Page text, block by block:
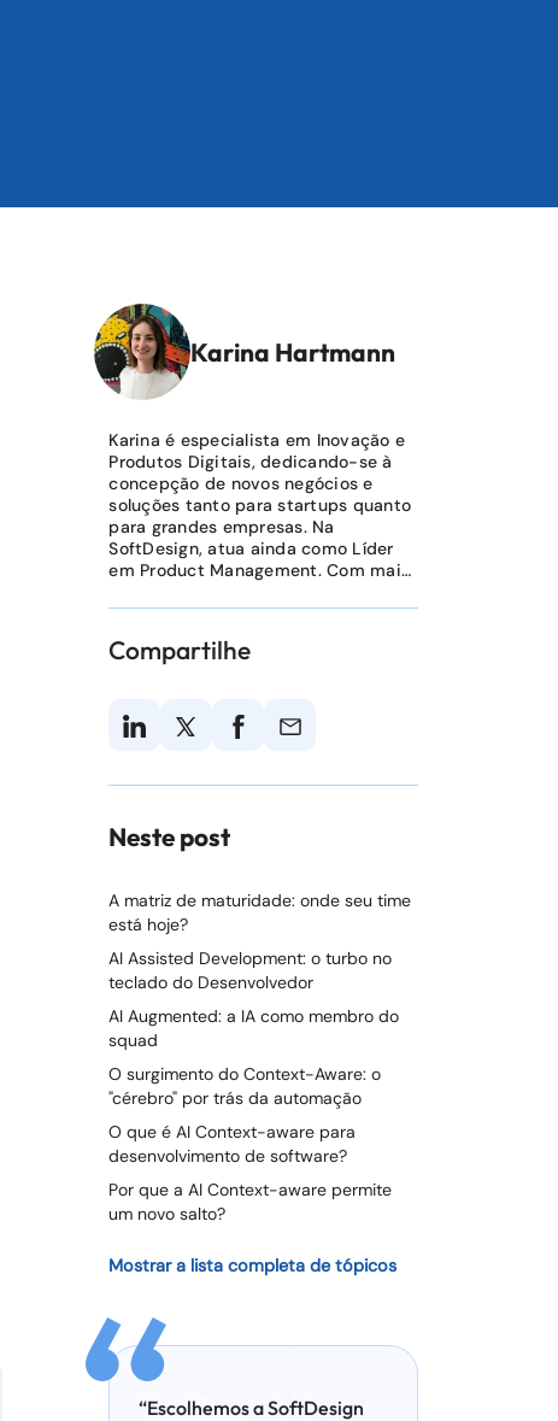
Karina Hartmann
Karina é especialista em Inovação e
Produtos Digitais, dedicando-se à
concepção de novos negócios e
soluções tanto para startups quanto
para grandes empresas. Na
SoftDesign, atua ainda como Líder
em Product Management. Com mais
Tecnologia, já desempenhou papéis
variados, incluindo gerência de
projetos, análise de sistemas,
Administração pela UFRGS, onde
estudou métodos de
digitais inovadores. É Bacharel em
graduação em Governança de TI e
Digital Business. Além disso, detém
Compartilhe
Neste post
A matriz de maturidade: onde seu time
está hoje?
AI Assisted Development: o turbo no
teclado do Desenvolvedor
AI Augmented: a IA como membro do
squad
O surgimento do Context-Aware: o
"cérebro" por trás da automação
O que é AI Context-aware para
desenvolvimento de software?
Por que a AI Context-aware permite
um novo salto?
Mostrar a lista completa de tópicos
“Escolhemos a SoftDesign